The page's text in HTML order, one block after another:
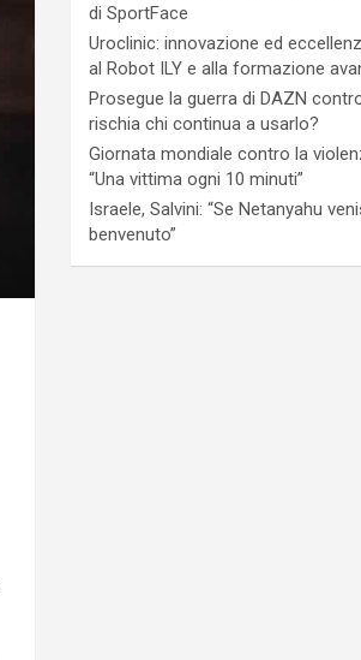
di SportFace
Uroclinic: innovazione ed
al Robot ILY e alla formazione
Prosegue la guerra di DAZN
rischia chi continua a usarlo?
Giornata mondiale contro la
“Una vittima ogni 10 minuti”
Israele, Salvini: “Se Netanyahu
benvenuto”